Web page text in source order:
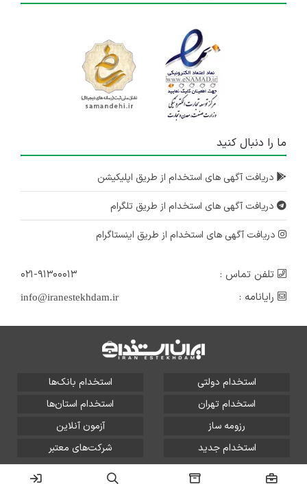
ما را دنبال کنید
دریافت آگهی های استخدام از طریق اپلیکیشن
دریافت آگهی های استخدام از طریق تلگرام
دریافت آگهی های استخدام از طریق اینستاگرام
تلفن تماس :
۰۲۱-۹۱۳۰۰۰۱۳
رایانامه :
info@iranestekhdam.ir
استخدام دولتی
استخدام بانک‌ها
استخدام تهران
استخدام استان‌ها
رزومه ساز
آزمون آنلاین
استخدام جدید
شرکت‌های معتبر
تمامی حقوق این سایت برای آلتین سیستم محفوظ است و هر